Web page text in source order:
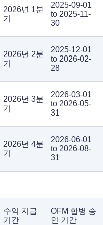
2026년 1분
기
2025-09-01
to 2025-11-
30
2026년 2분
기
2025-12-01
to 2026-02-
28
2026년 3분
기
2026-03-01
to 2026-05-
31
2026년 4분
기
2026-06-01
to 2026-08-
31
수익 지급
기간
OFM 합병 승
인 기간